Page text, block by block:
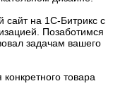
сайт на 1С-Битрикс с
Позаботимся
задачам вашего
товара